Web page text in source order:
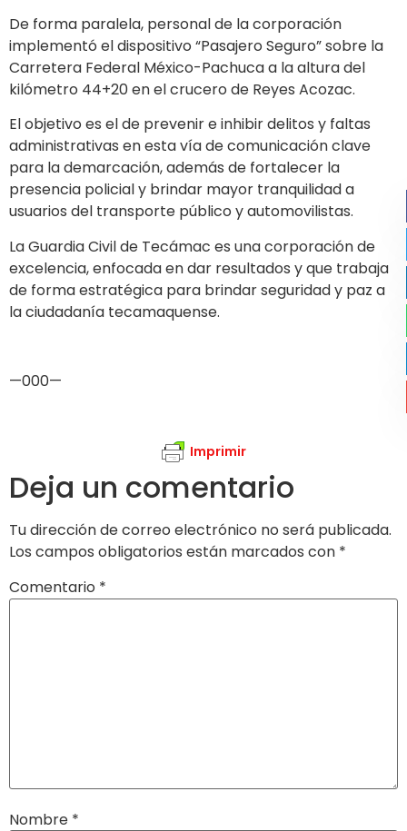
De forma paralela, personal de la corporación
implementó el dispositivo “Pasajero Seguro” sobre la
Carretera Federal México-Pachuca a la altura del
kilómetro 44+20 en el crucero de Reyes Acozac.
El objetivo es el de prevenir e inhibir delitos y faltas
administrativas en esta vía de comunicación clave
para la demarcación, además de fortalecer la
presencia policial y brindar mayor tranquilidad a
usuarios del transporte público y automovilistas.
La Guardia Civil de Tecámac es una corporación de
excelencia, enfocada en dar resultados y que trabaja
de forma estratégica para brindar seguridad y paz a
la ciudadanía tecamaquense.
—000—
Imprimir
Deja un comentario
Tu dirección de correo electrónico no será publicada.
Los campos obligatorios están marcados con *
Comentario *
Nombre *